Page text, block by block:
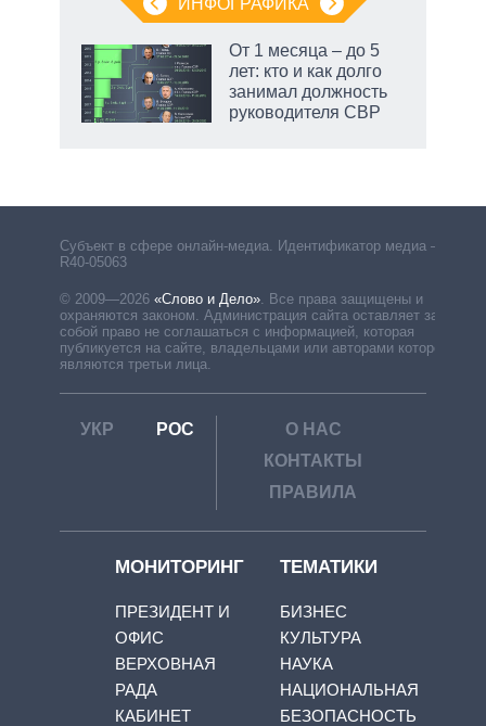
ИНФОГРАФИКА
От 1 месяца – до 5
лет: кто и как долго
занимал должность
руководителя СВР
Субъект в сфере онлайн-медиа. Идентификатор медиа –
R40-05063
© 2009—2026 «Слово и Дело». Все права защищены и
охраняются законом. Администрация сайта оставляет за
собой право не соглашаться с информацией, которая
публикуется на сайте, владельцами или авторами которой
являются третьи лица.
УКР РОС
О НАС
КОНТАКТЫ
ПРАВИЛА
МОНИТОРИНГ
ПРЕЗИДЕНТ И
ОФИС
ВЕРХОВНАЯ
РАДА
КАБИНЕТ
ТЕМАТИКИ
БИЗНЕС
КУЛЬТУРА
НАУКА
НАЦИОНАЛЬНАЯ
БЕЗОПАСНОСТЬ